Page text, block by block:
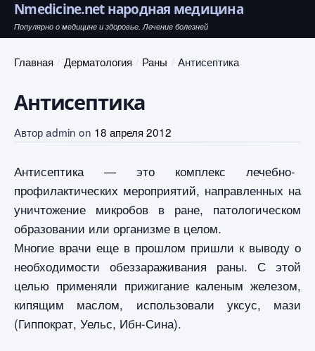
Nmedicine.net народная медицина
Популярно о медицине и здоровье. Лечение болезней
Главная Дерматология Раны Антисептика
Антисептика
Авторadmin on 18 апреля 2012
Антисептика — это комплекс лечебно-
профилактических мероприятий, направленных на
уничтожение микробов в ране, патологическом
образовании или организме в целом.
Многие врачи еще в прошлом пришли к выводу о
необходимости обеззараживания раны. С этой
целью применяли прижигание каленым железом,
кипящим маслом, использовали уксус, мази
(Гиппократ, Уельс, Ибн-Сина).